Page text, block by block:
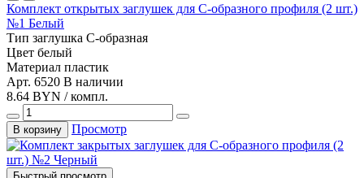
Комплект открытых заглушек для С-образного профиля (2 шт.)
№1 Белый
Тип заглушка С-образная
Цвет белый
Материал пластик
Арт. 6520 В наличии
8.64 BYN / компл.
В корзину Просмотр